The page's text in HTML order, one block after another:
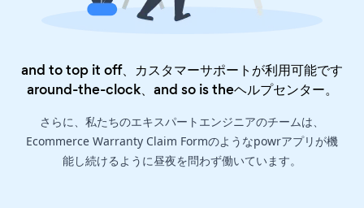
and to top it off、カスタマーサポートが利用可能です
around-the-clock、and so is theヘルプセンター。
さらに、私たちのエキスパートエンジニアのチームは、
Ecommerce Warranty Claim Formのようなpowrアプリが機
能し続けるように昼夜を問わず働いています。